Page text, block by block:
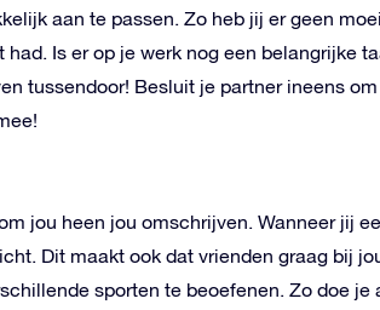
aan te passen. Zo heb jij er geen
Is er op je werk nog een belangrijke
tussendoor! Besluit je partner ineens
jou heen jou omschrijven. Wanneer jij
Dit maakt ook dat vrienden graag bij
sporten te beoefenen. Zo doe je